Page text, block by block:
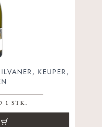
KEUPER,
1 STK.